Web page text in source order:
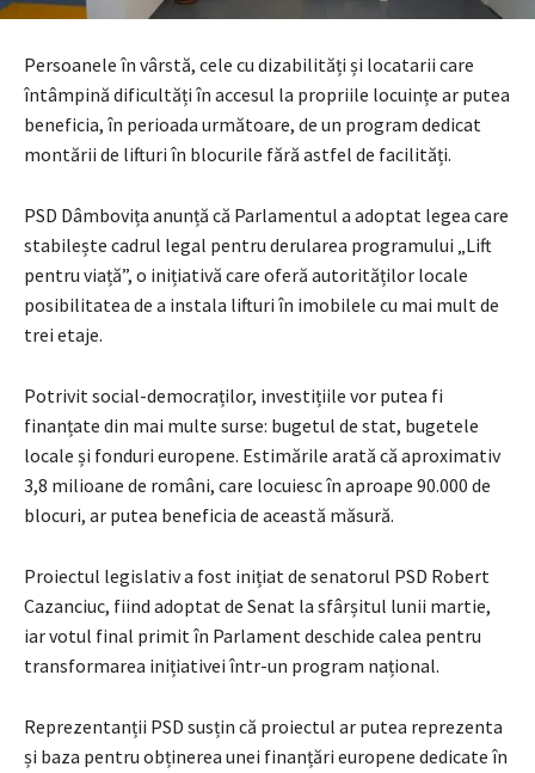
Persoanele în vârstă, cele cu dizabilități și locatarii care
întâmpină dificultăți în accesul la propriile locuințe ar putea
beneficia, în perioada următoare, de un program dedicat
montării de lifturi în blocurile fără astfel de facilități.
PSD Dâmbovița anunță că Parlamentul a adoptat legea care
stabilește cadrul legal pentru derularea programului „Lift
pentru viață”, o inițiativă care oferă autorităților locale
posibilitatea de a instala lifturi în imobilele cu mai mult de
trei etaje.
Potrivit social-democraților, investițiile vor putea fi
finanțate din mai multe surse: bugetul de stat, bugetele
locale și fonduri europene. Estimările arată că aproximativ
3,8 milioane de români, care locuiesc în aproape 90.000 de
blocuri, ar putea beneficia de această măsură.
Proiectul legislativ a fost inițiat de senatorul PSD Robert
Cazanciuc, fiind adoptat de Senat la sfârșitul lunii martie,
iar votul final primit în Parlament deschide calea pentru
transformarea inițiativei într-un program național.
Reprezentanții PSD susțin că proiectul ar putea reprezenta
și baza pentru obținerea unei finanțări europene dedicate în